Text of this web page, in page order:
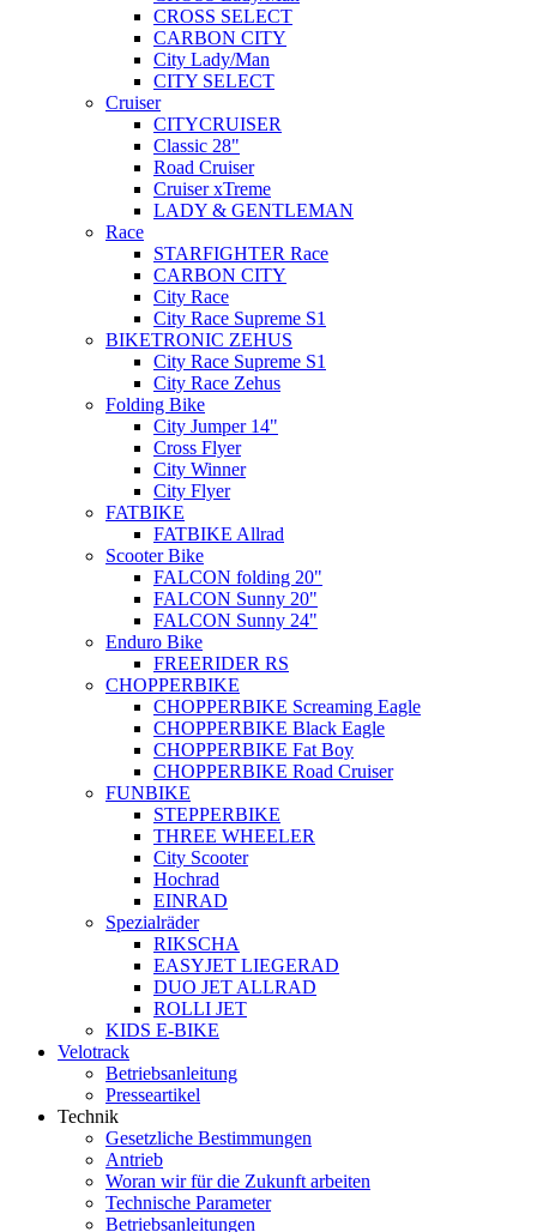
CROSS SELECT
CARBON CITY
City Lady/Man
CITY SELECT
Cruiser
CITYCRUISER
Classic 28"
Road Cruiser
Cruiser xTreme
LADY & GENTLEMAN
Race
STARFIGHTER Race
CARBON CITY
City Race
City Race Supreme S1
BIKETRONIC ZEHUS
City Race Supreme S1
City Race Zehus
Folding Bike
City Jumper 14"
Cross Flyer
City Winner
City Flyer
FATBIKE
FATBIKE Allrad
Scooter Bike
FALCON folding 20"
FALCON Sunny 20"
FALCON Sunny 24"
Enduro Bike
FREERIDER RS
CHOPPERBIKE
CHOPPERBIKE Screaming Eagle
CHOPPERBIKE Black Eagle
CHOPPERBIKE Fat Boy
CHOPPERBIKE Road Cruiser
FUNBIKE
STEPPERBIKE
THREE WHEELER
City Scooter
Hochrad
EINRAD
Spezialräder
RIKSCHA
EASYJET LIEGERAD
DUO JET ALLRAD
ROLLI JET
KIDS E-BIKE
Velotrack
Betriebsanleitung
Presseartikel
Technik
Gesetzliche Bestimmungen
Antrieb
Woran wir für die Zukunft arbeiten
Technische Parameter
Betriebsanleitungen